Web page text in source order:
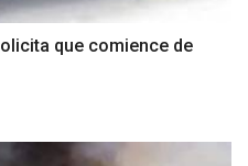
que comience de